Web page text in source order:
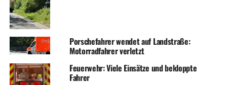
Porschefahrer wendet auf Landstraße:
Motorradfahrer verletzt
Feuerwehr: Viele Einsätze und bekloppte
Fahrer